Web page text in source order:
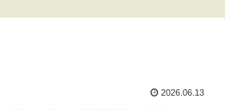
2026.06.13